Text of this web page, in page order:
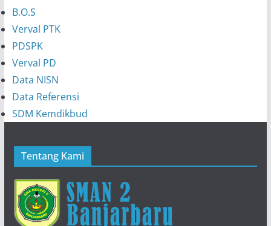
B.O.S
Verval PTK
PDSPK
Verval PD
Data NISN
Data Referensi
SDM Kemdikbud
Tentang Kami